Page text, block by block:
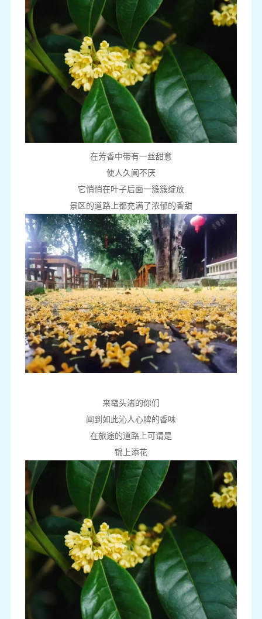
在芳香中带有一丝甜意
使人久闻不厌
它悄悄在叶子后面一簇簇绽放
景区的道路上都充满了浓郁的香甜
来鼋头渚的你们
闻到如此沁人心脾的香味
在旅途的道路上可谓是
锦上添花